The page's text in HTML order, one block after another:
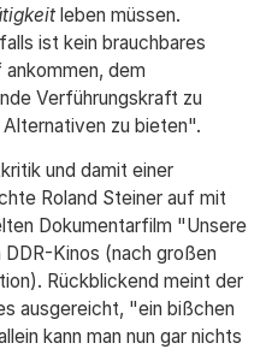
leben müssen.
ist kein brauchbares
dem
Verführungskraft zu
zu bieten".
und damit einer
Roland Steiner auf mit
Dokumentarfilm "Unsere
DDR-Kinos (nach großen
Rückblickend meint der
ausgereicht, "ein bißchen
kann man nun gar nichts